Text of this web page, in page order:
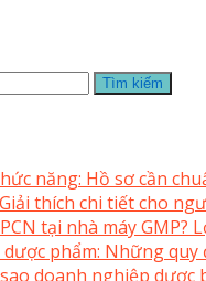
năng: Hồ sơ cần
thích chi tiết cho
tại nhà máy GMP?
phẩm: Những
doanh nghiệp